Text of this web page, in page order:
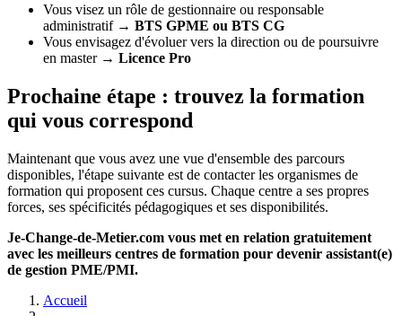
Vous visez un rôle de gestionnaire ou responsable
administratif → BTS GPME ou BTS CG
Vous envisagez d'évoluer vers la direction ou de poursuivre
en master → Licence Pro
Prochaine étape : trouvez la formation
qui vous correspond
Maintenant que vous avez une vue d'ensemble des parcours
disponibles, l'étape suivante est de contacter les organismes de
formation qui proposent ces cursus. Chaque centre a ses propres
forces, ses spécificités pédagogiques et ses disponibilités.
Je-Change-de-Metier.com vous met en relation gratuitement
avec les meilleurs centres de formation pour devenir assistant(e)
de gestion PME/PMI.
Accueil